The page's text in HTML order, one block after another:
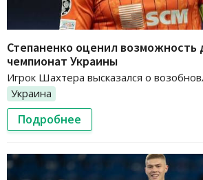
Степаненко оценил возможность
чемпионат Украины
Игрок Шахтера высказался о
Украина
Подробнее